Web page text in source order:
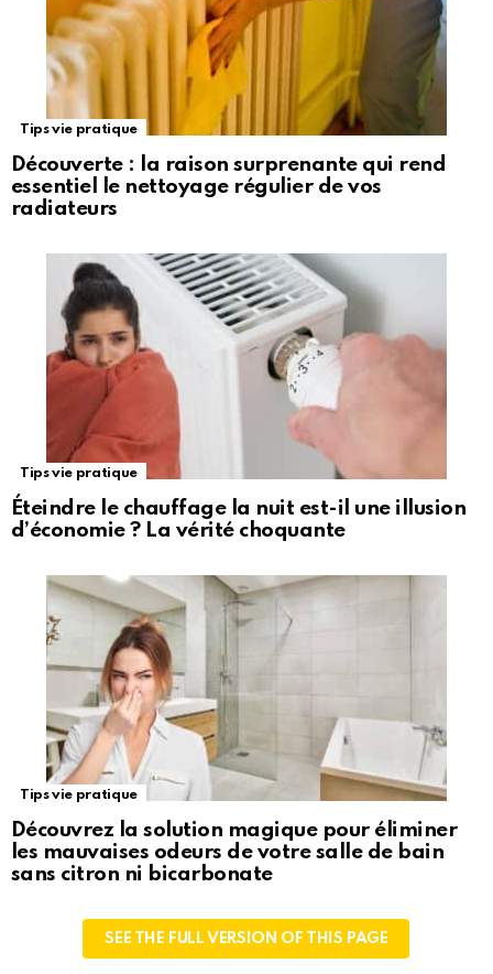
Tips vie pratique
Découverte : la raison surprenante qui rend
essentiel le nettoyage régulier de vos
radiateurs
Tips vie pratique
Éteindre le chauffage la nuit est-il une illusion
d’économie ? La vérité choquante
Tips vie pratique
Découvrez la solution magique pour éliminer
les mauvaises odeurs de votre salle de bain
sans citron ni bicarbonate
SEE THE FULL VERSION OF THIS PAGE